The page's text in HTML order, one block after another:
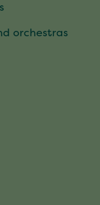
orchestras